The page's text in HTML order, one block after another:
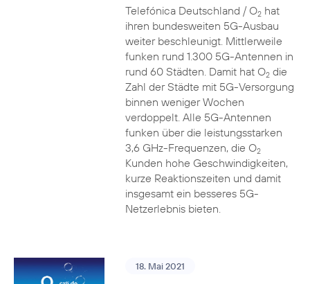
Telefónica Deutschland / O2hat
ihren bundesweiten 5G-Ausbau
weiter beschleunigt. Mittlerweile
funken rund 1.300 5G-Antennen in
rund 60 Städten. Damit hat O2die
Zahl der Städte mit 5G-Versorgung
binnen weniger Wochen
verdoppelt. Alle 5G-Antennen
funken über die leistungsstarken
3,6 GHz-Frequenzen, die O2
Kunden hohe Geschwindigkeiten,
kurze Reaktionszeiten und damit
insgesamt ein besseres 5G-
Netzerlebnis bieten.
18. Mai 2021